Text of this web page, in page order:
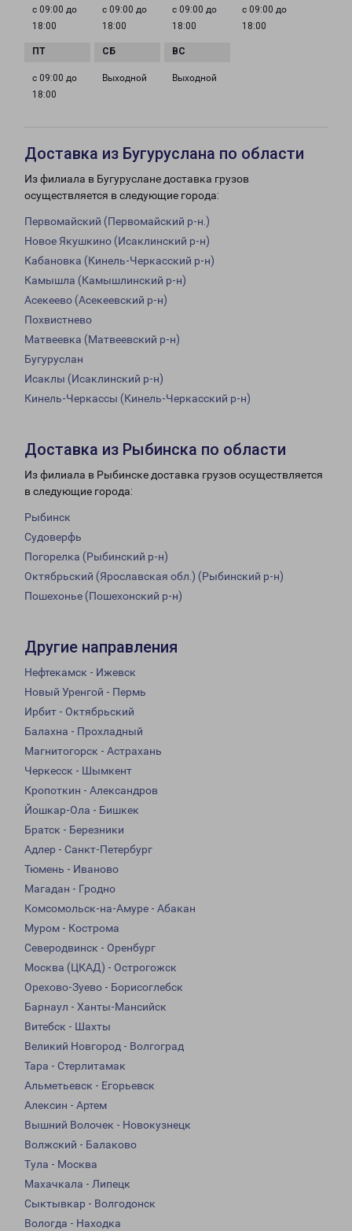
с 09:00 до
18:00
с 09:00 до
18:00
с 09:00 до
18:00
с 09:00 до
18:00
с 09:00 до
18:00
Выходной Выходной
Доставка из Бугуруслана по области
Из филиала в Бугуруслане доставка грузов
осуществляется в следующие города:
Первомайский (Первомайский р-н.)
Новое Якушкино (Исаклинский р-н)
Кабановка (Кинель-Черкасский р-н)
Камышла (Камышлинский р-н)
Асекеево (Асекеевский р-н)
Похвистнево
Матвеевка (Матвеевский р-н)
Бугуруслан
Исаклы (Исаклинский р-н)
Кинель-Черкассы (Кинель-Черкасский р-н)
Доставка из Рыбинска по области
Из филиала в Рыбинске доставка грузов осуществляется
в следующие города:
Рыбинск
Судоверфь
Погорелка (Рыбинский р-н)
Октябрьский (Ярославская обл.) (Рыбинский р-н)
Пошехонье (Пошехонский р-н)
Другие направления
Нефтекамск - Ижевск
Новый Уренгой - Пермь
Ирбит - Октябрьский
Балахна - Прохладный
Магнитогорск - Астрахань
Черкесск - Шымкент
Кропоткин - Александров
Йошкар-Ола - Бишкек
Братск - Березники
Адлер - Санкт-Петербург
Тюмень - Иваново
Магадан - Гродно
Комсомольск-на-Амуре - Абакан
Муром - Кострома
Северодвинск - Оренбург
Москва (ЦКАД) - Острогожск
Орехово-Зуево - Борисоглебск
Барнаул - Ханты-Мансийск
Витебск - Шахты
Великий Новгород - Волгоград
Тара - Стерлитамак
Альметьевск - Егорьевск
Алексин - Артем
Вышний Волочек - Новокузнецк
Волжский - Балаково
Тула - Москва
Махачкала - Липецк
Сыктывкар - Волгодонск
Вологда - Находка